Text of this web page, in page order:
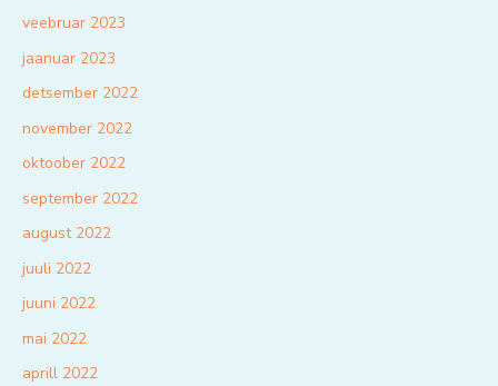
veebruar 2023
jaanuar 2023
detsember 2022
november 2022
oktoober 2022
september 2022
august 2022
juuli 2022
juuni 2022
mai 2022
aprill 2022